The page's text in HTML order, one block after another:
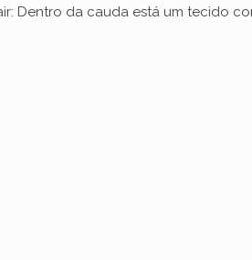
Dentro da cauda está um tecido